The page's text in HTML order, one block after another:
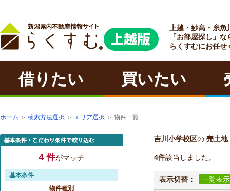
ラクチン
上越・妙高・糸魚
「お部屋探し」な
らくすむにお任せ
借りたい 買いたい
ホーム ＞ 検索方法選択 ＞ エリア選択 ＞ 物件一覧
吉川小学校区の 売土地
4件該当しました。
表示切替： 一覧表示
4 件がマッチ
基本条件
物件種別